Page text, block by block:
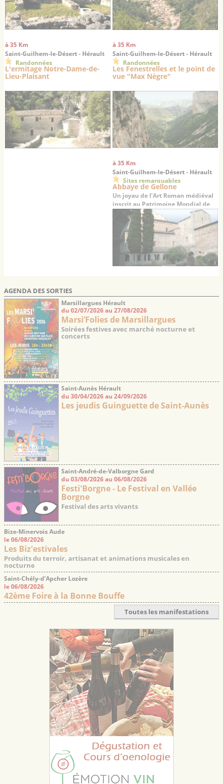
à 35 Km
Saint-Guilhem-le-Désert - Hérault
Randonnées
L'ermitage Notre-Dame-de-
Lieu-Plaisant
à 35 Km
Saint-Guilhem-le-Désert - Hérault
Randonnées
Les Fenestrelles et le point de
vue "Max Nègre"
à 35 Km
Saint-Guilhem-le-Désert - Hérault
Sites remarquables
Abbaye de Gellone
Un joyau de l’Art Roman médiéval
inscrit au Patrimoine Mondial de
l’UNESCO
AGENDA DES SORTIES
Marsillargues Hérault
du 02/07/2026 au 27/08/2026
Marsi’Folies de Marsillargues
Soirées festives avec marché nocturne et
concerts
Saint-Aunès Hérault
du 30/04/2026 au 24/09/2026
Les jeudis Guinguette de Saint-Aunès
Saint-André-de-Valborgne Gard
du 03/08/2026 au 06/08/2026
Festi'Borgne - Le Festival en Vallée
Borgne
Festival des arts vivants
Bize-Minervois Aude
le 06/08/2026
Les Biz'estivales
Produits du terroir, artisanat et animations musicales en
nocturne
Saint-Chély-d’Apcher Lozère
le 06/08/2026
42ème Foire à la Bonne Bouffe
Toutes les manifestations